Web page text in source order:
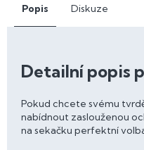
Popis Diskuze
Detailní popis
Pokud chcete svému
nabídnout zaslouženou
na sekačku perfektní